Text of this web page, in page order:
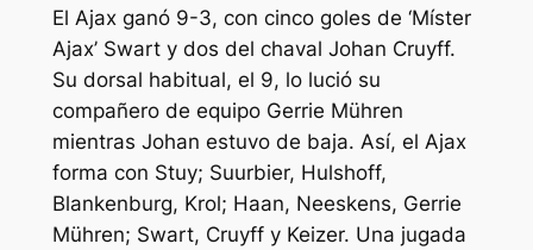
El Ajax ganó 9-3, con cinco goles de ‘Míster
Ajax’ Swart y dos del chaval Johan Cruyff.
Su dorsal habitual, el 9, lo lució su
compañero de equipo Gerrie Mühren
mientras Johan estuvo de baja. Así, el Ajax
forma con Stuy; Suurbier, Hulshoff,
Blankenburg, Krol; Haan, Neeskens, Gerrie
Mühren; Swart, Cruyff y Keizer. Una jugada